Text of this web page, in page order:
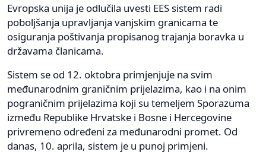
Evropska unija je odlučila uvesti EES sistem radi
poboljšanja upravljanja vanjskim granicama te
osiguranja poštivanja propisanog trajanja boravka u
državama članicama.
Sistem se od 12. oktobra primjenjuje na svim
međunarodnim graničnim prijelazima, kao i na onim
pograničnim prijelazima koji su temeljem Sporazuma
između Republike Hrvatske i Bosne i Hercegovine
privremeno određeni za međunarodni promet. Od
danas, 10. aprila, sistem je u punoj primjeni.